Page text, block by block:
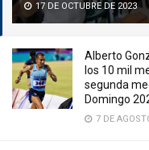
17 DE OCTUBRE DE 2023
Alberto
los 10 mil
segunda
Domingo
7 DE